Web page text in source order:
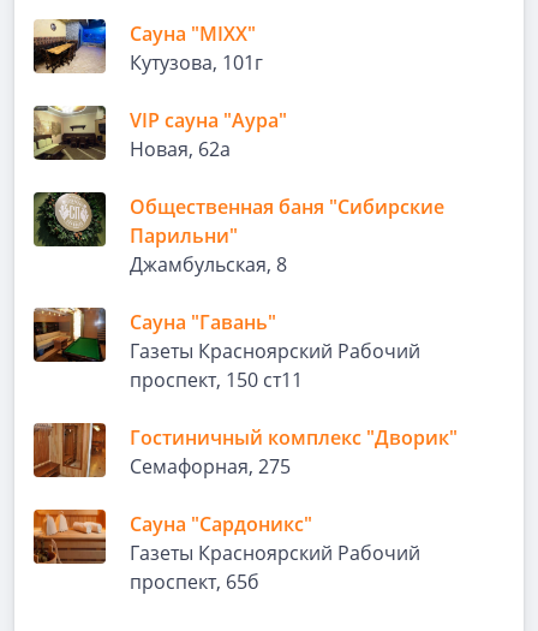
Сауна "MIXX"
Кутузова, 101г
VIP сауна "Аура"
Новая, 62а
Общественная баня "Сибирские
Парильни"
Джамбульская, 8
Сауна "Гавань"
Газеты Красноярский Рабочий
проспект, 150 ст11
Гостиничный комплекс "Дворик"
Семафорная, 275
Сауна "Сардоникс"
Газеты Красноярский Рабочий
проспект, 65б